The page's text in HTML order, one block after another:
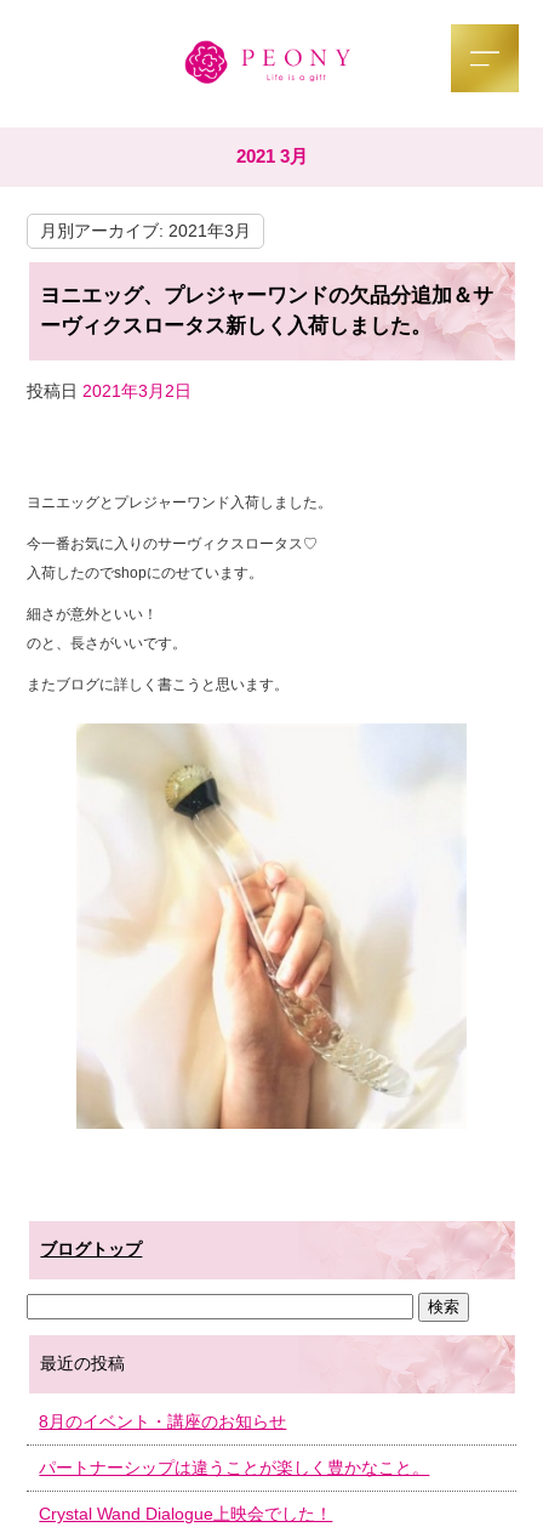
2021 3月
月別アーカイブ: 2021年3月
ヨニエッグ、プレジャーワンドの欠品分追加＆サ
ーヴィクスロータス新しく入荷しました。
投稿日 2021年3月2日
a
c
e
b
o
o
k
wi
tt
er
n
e
ヨニエッグとプレジャーワンド入荷しました。
今一番お気に入りのサーヴィクスロータス♡
入荷したのでshopにのせています。
細さが意外といい！
のと、長さがいいです。
またブログに詳しく書こうと思います。
ブログトップ
最近の投稿
8月のイベント・講座のお知らせ
パートナーシップは違うことが楽しく豊かなこと。
Crystal Wand Dialogue上映会でした！